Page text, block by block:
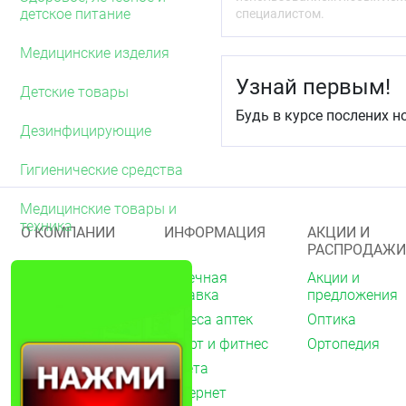
детское питание
Медицинские изделия
Детские товары
Дезинфицирующие
Гигиенические средства
Медицинские товары и
техника
Противопоказания
Индивидуальная
Некоторые люди могут
необычных или
небольших количеств
Хранить при
Срок годности
специалистом.
Узнай первым!
Будь в курсе послених
О КОМПАНИИ
Новости
Вакансии
Контакты
ИНФОРМАЦИЯ
Аптечная
справка
Адреса аптек
Спорт и фитнес
Газета
Интернет
АКЦИИ И
РАСПРОДАЖИ
Акции и
предложения
Оптика
Ортопедия